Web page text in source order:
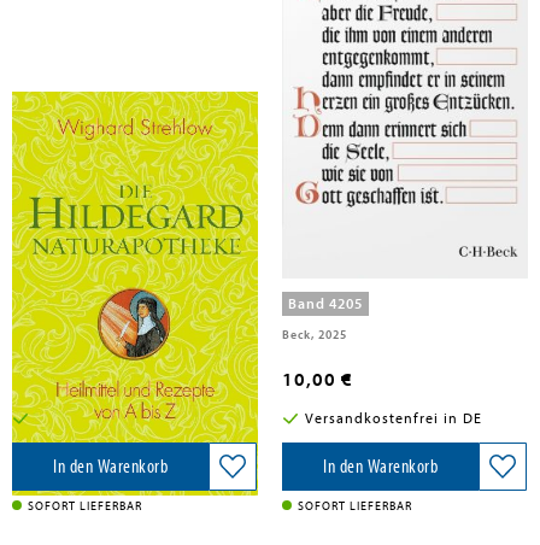
Strehlow, Wighard
Die Hildegard-Naturapotheke
Knaur MensSana HC, 2014
25,00 €
Versandkostenfrei in DE
In den Warenkorb
SOFORT LIEFERBAR
Band 4205
Beck, 2025
10,00 €
Versandkostenfrei in DE
In den Warenkorb
SOFORT LIEFERBAR